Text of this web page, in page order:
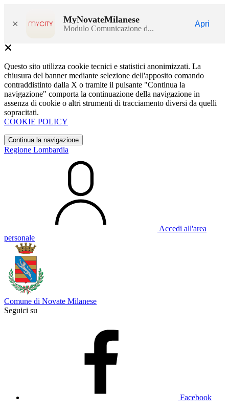
× MyNovateMilanese
Modulo Comunicazione d...
Apri
Questo sito utilizza cookie tecnici e statistici anonimizzati. La
chiusura del banner mediante selezione dell'apposito comando
contraddistinto dalla X o tramite il pulsante "Continua la
navigazione" comporta la continuazione della navigazione in
assenza di cookie o altri strumenti di tracciamento diversi da quelli
sopracitati.
COOKIE POLICY
Continua la navigazione
Regione Lombardia
Accedi all'area
personale
Comune di Novate Milanese
Seguici su
Facebook